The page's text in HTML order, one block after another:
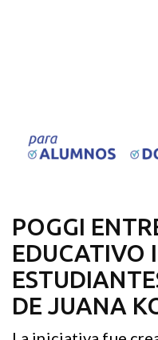
POGGI
EDUCATIVO
DE JUANA